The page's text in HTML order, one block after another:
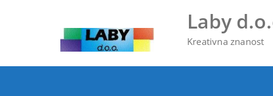
Laby
Kreativna znanost